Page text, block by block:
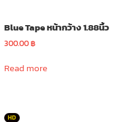
Blue Tape หน้ากว้าง 1.88นิ้ว
300.00฿
Read more
HD